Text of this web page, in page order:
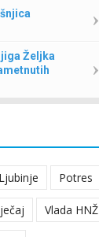
Željka
Ljubinje Potres
Vlada HNŽ